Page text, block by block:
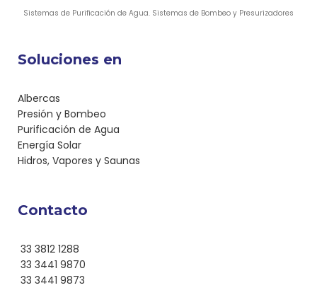
Sistemas de Purificación de Agua. Sistemas de Bombeo y Presurizadores
Soluciones en
Albercas
Presión y Bombeo
Purificación de Agua
Energía Solar
Hidros, Vapores y Saunas
Contacto
33 3812 1288
33 3441 9870
33 3441 9873